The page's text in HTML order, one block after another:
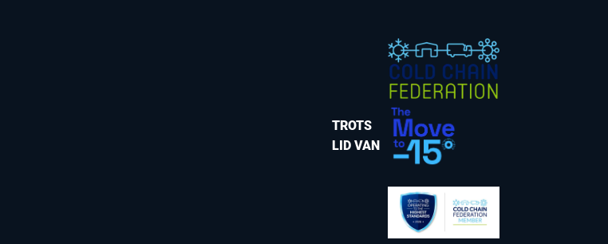
TROTS
LID VAN